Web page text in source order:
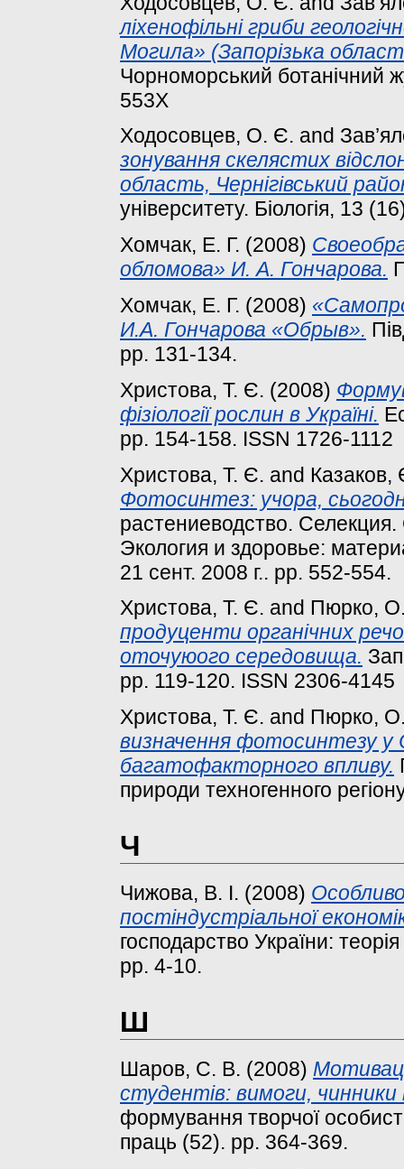
ліхенофільні гриби
Могила» (Запорізька
Чорноморський ботанічний
553Х
Ходосовцев, О. Є. and
зонування скелястих
область, Чернігівський
університету. Біологія, 13
Хомчак, Е. Г. (2008)
обломова» И. А. Гончарова.
Хомчак, Е. Г. (2008)
И.А. Гончарова «Обрыв».
pp. 131-134.
Христова, Т. Є. (2008)
фізіології рослин в Україні.
pp. 154-158. ISSN 1726-1112
Христова, Т. Є. and Казаков,
Фотосинтез: учора,
растениеводство.
Экология и здоровье:
21 сент. 2008 г.. pp. 552-554.
Христова, Т. Є. and Пюрко,
продуценти органічних
оточуюого середовища.
pp. 119-120. ISSN 2306-4145
Христова, Т. Є. and Пюрко,
визначення фотосинтезу у
багатофакторного впливу.
природи техногенного
Ч
Чижова, В. І. (2008)
постіндустріальної
господарство України:
pp. 4-10.
Ш
Шаров, С. В. (2008)
студентів: вимоги,
формування творчої
праць (52). pp. 364-369.